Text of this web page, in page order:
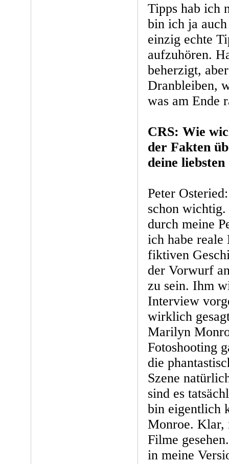
Tipps hab ich
bin ich ja
einzig echte
aufzuhören.
beherzigt,
Dranbleiben,
was am Ende
CRS: Wie
der Fakten
deine liebsten
Peter
schon
durch meine
ich habe reale
fiktiven
der Vorwurf
zu sein. Ihm
Interview
wirklich
Marilyn
Fotoshooting
die
Szene
sind es
bin eigentlich
Monroe. Klar,
Filme
in meine